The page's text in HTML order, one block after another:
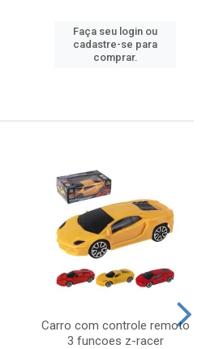
Faça seu login ou
cadastre-se para
comprar.
Carro com controle remoto
3 funcoes z-racer